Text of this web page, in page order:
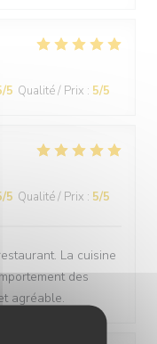
/5 Qualité / Prix : 5/5
/5 Qualité / Prix : 5/5
La cuisine
des
agréable.